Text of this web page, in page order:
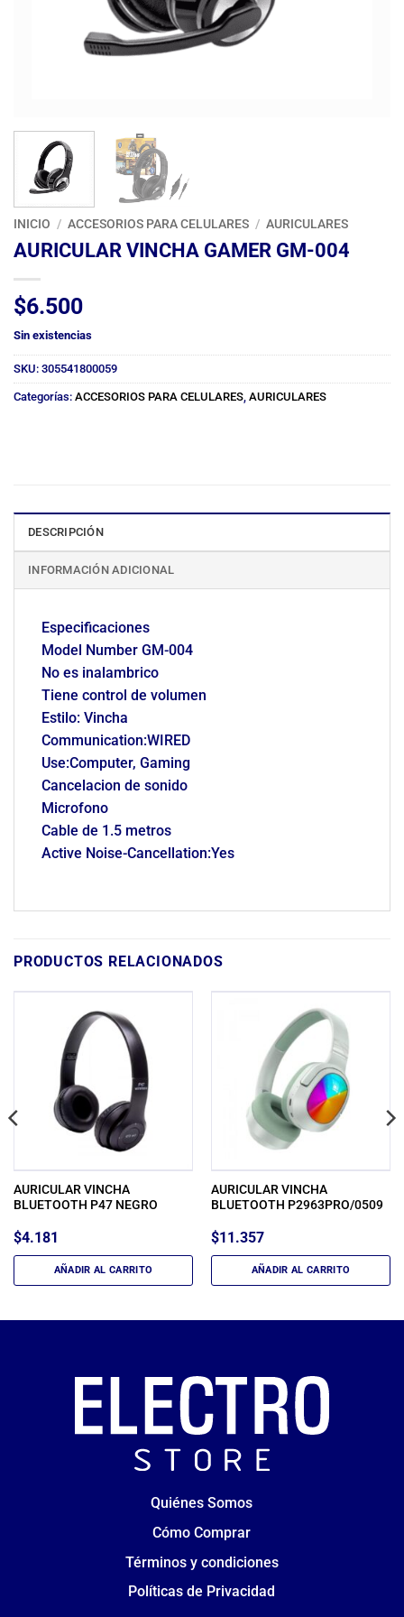
INICIO / ACCESORIOS PARA CELULARES / AURICULARES
AURICULAR VINCHA GAMER GM-004
$6.500
Sin existencias
SKU: 305541800059
Categorías: ACCESORIOS PARA CELULARES AURICULARES
DESCRIPCIÓN
INFORMACIÓN ADICIONAL
Especificaciones
Model Number GM-004
No es inalambrico
Tiene control de volumen
Estilo: Vincha
Communication:WIRED
Use:Computer, Gaming
Cancelacion de sonido
Microfono
Cable de 1.5 metros
Active Noise-Cancellation:Yes
PRODUCTOS RELACIONADOS
AURICULAR VINCHA
BLUETOOTH P47 NEGRO
$4.181
AÑADIR AL CARRITO
AURICULAR VINCHA
BLUETOOTH P2963PRO/0509
$11.357
AÑADIR AL CARRITO
Quiénes Somos
Cómo Comprar
Términos y condiciones
Políticas de Privacidad